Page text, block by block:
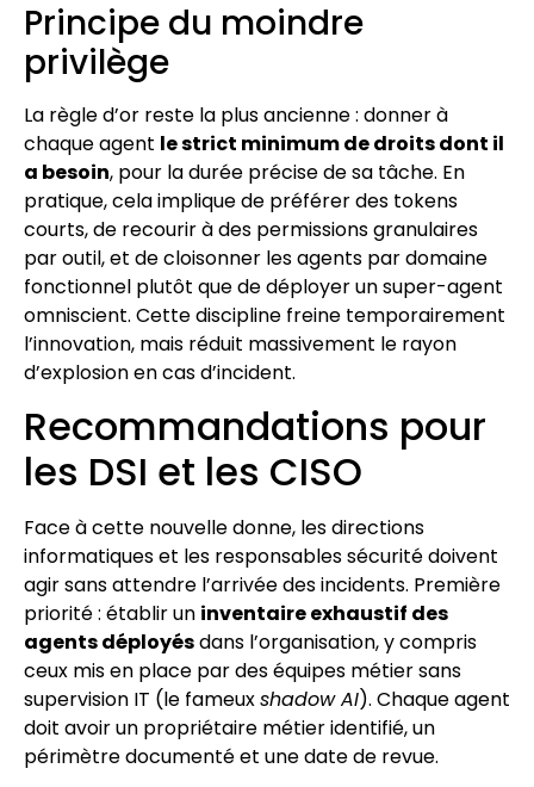
Principe du moindre
privilège
La règle d’or reste la plus ancienne : donner à
chaque agent le strict minimum de droits dont il
a besoin, pour la durée précise de sa tâche. En
pratique, cela implique de préférer des tokens
courts, de recourir à des permissions granulaires
par outil, et de cloisonner les agents par domaine
fonctionnel plutôt que de déployer un super-agent
omniscient. Cette discipline freine temporairement
l’innovation, mais réduit massivement le rayon
d’explosion en cas d’incident.
Recommandations pour
les DSI et les CISO
Face à cette nouvelle donne, les directions
informatiques et les responsables sécurité doivent
agir sans attendre l’arrivée des incidents. Première
priorité : établir un inventaire exhaustif des
agents déployésdans l’organisation, y compris
ceux mis en place par des équipes métier sans
supervision IT (le fameuxshadow AI). Chaque agent
doit avoir un propriétaire métier identifié, un
périmètre documenté et une date de revue.